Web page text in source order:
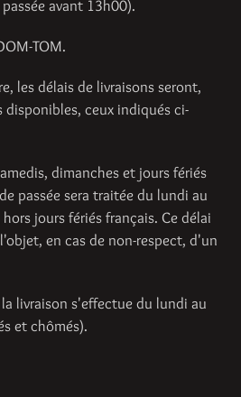
avant 13h00).
TOM.
les délais de livraisons seront,
ceux indiqués ci-
dimanches et jours fériés
passée sera traitée du lundi au
jours fériés français. Ce délai
en cas de non-respect, d'un
livraison s'effectue du lundi au
et chômés).